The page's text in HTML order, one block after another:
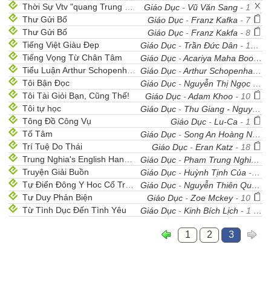
Thời Sự Vtv "quang Trung - Nguyễn Huệ"
Giáo Dục - Vũ Văn Sang - 1
Thư Gửi Bố
Giáo Dục - Franz Kafka - 7
Thư Gửi Bố
Giáo Dục - Franz Kakfa - 8
Tiếng Việt Giàu Đẹp
Giáo Dục - Trần Đức Dân - 12
Tiếng Vọng Từ Chân Tâm
Giáo Dục -Acariya Maha Boowa
Tiểu Luận Arthur Schopenhauer
Giáo Dục -Arthur Schopenhauer
Tôi Bận Đọc
Giáo Dục -Nguyễn Thị Ngọc Minh
Tôi Tài Giỏi Bạn, Cũng Thế!
Giáo Dục -Adam Khoo - 10
Tôi tự học
Giáo Dục - Thu Giang - Nguyễn Duy Cần
Tông Đồ Công Vụ
Giáo Dục - Lu-Ca - 1
Tố Tâm
Giáo Dục -Song An Hoàng Ngọc Phách
Trí Tuệ Do Thái
Giáo Dục - Eran Katz - 18
Trung Nghia's English Handbook
Giáo Dục -Pham Trung Nghia - 1
Truyện Giải Buồn
Giáo Dục -Huỳnh Tịnh Của - 129
Tự Điển Đông Y Hoc Cổ Truyền
Giáo Dục -Nguyễn Thiên Quyển
Tư Duy Phản Biện
Giáo Dục - Zoe Mckey- 10
Từ Tình Dục Đến Tình Yêu
Giáo Dục -Kinh Bích Lịch - 1
1 2 3